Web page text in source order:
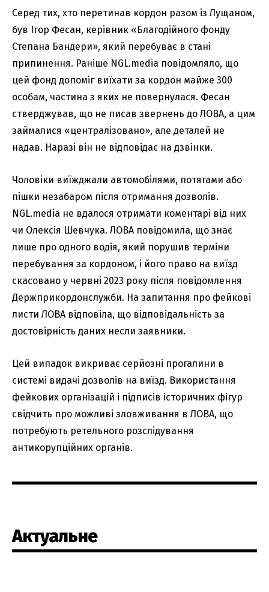
Серед тих, хто перетинав кордон разом із Лущаном,
був Ігор Фесан, керівник «Благодійного фонду
Степана Бандери», який перебуває в стані
припинення. Раніше NGL.media повідомляло, що
цей фонд допоміг виїхати за кордон майже 300
особам, частина з яких не повернулася. Фесан
стверджував, що не писав звернень до ЛОВА, а цим
займалися «централізовано», але деталей не
надав. Наразі він не відповідає на дзвінки.
Чоловіки виїжджали автомобілями, потягами або
пішки незабаром після отримання дозволів.
NGL.media не вдалося отримати коментарі від них
чи Олексія Шевчука. ЛОВА повідомила, що знає
лише про одного водія, який порушив терміни
перебування за кордоном, і його право на виїзд
скасовано у червні 2023 року після повідомлення
Держприкордонслужби. На запитання про фейкові
листи ЛОВА відповіла, що відповідальність за
достовірність даних несли заявники.
Цей випадок викриває серйозні прогалини в
системі видачі дозволів на виїзд. Використання
фейкових організацій і підписів історичних фігур
свідчить про можливі зловживання в ЛОВА, що
потребують ретельного розслідування
антикорупційних органів.
Актуальне